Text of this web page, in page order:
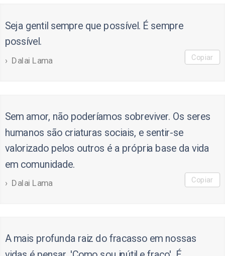
Seja gentil sempre que possível. É sempre
possível.
Dalai Lama Copiar
Sem amor, não poderíamos sobreviver. Os seres
humanos são criaturas sociais, e sentir-se
valorizado pelos outros é a própria base da vida
em comunidade.
Dalai Lama Copiar
A mais profunda raiz do fracasso em nossas